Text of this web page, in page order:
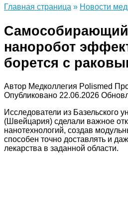
Главная страница » Новости
наноробот
борется с
Автор Медколлегия Polismed
Опубликовано 22.06.2026
Исследователи из Базельского
(Швейцария) сделали важное
нанотехнологий, создав
способен точно доставлять и
лекарства в заданной области.